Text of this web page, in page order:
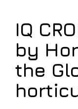
IQ
by
the